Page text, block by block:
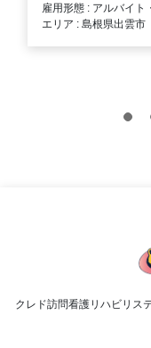
雇用形態 : アルバイト
エリア : 島根県出雲市
クレド訪問看護リハビリス